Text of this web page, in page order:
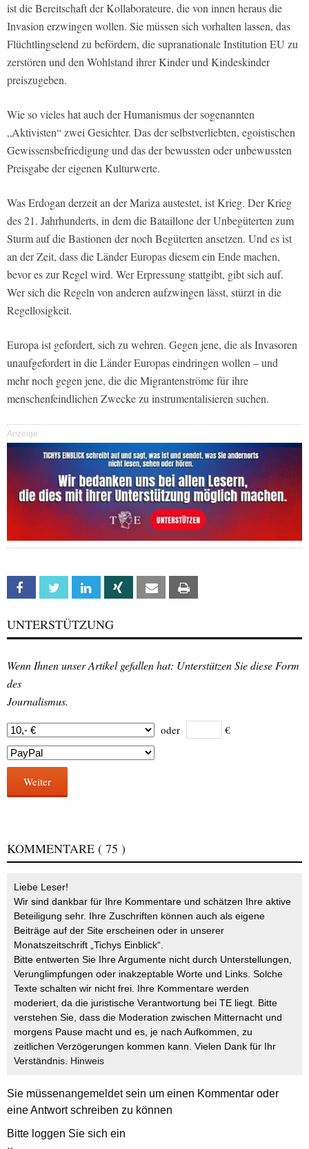
ist die Bereitschaft der Kollaborateure, die von innen heraus die
Invasion erzwingen wollen. Sie müssen sich vorhalten lassen, das
Flüchtlingselend zu befördern, die supranationale Institution EU zu
zerstören und den Wohlstand ihrer Kinder und Kindeskinder
preiszugeben.
Wie so vieles hat auch der Humanismus der sogenannten
„Aktivisten“ zwei Gesichter. Das der selbstverliebten, egoistischen
Gewissensbefriedigung und das der bewussten oder unbewussten
Preisgabe der eigenen Kulturwerte.
Was Erdogan derzeit an der Mariza austestet, ist Krieg. Der Krieg
des 21. Jahrhunderts, in dem die Bataillone der Unbegüterten zum
Sturm auf die Bastionen der noch Begüterten ansetzen. Und es ist
an der Zeit, dass die Länder Europas diesem ein Ende machen,
bevor es zur Regel wird. Wer Erpressung stattgibt, gibt sich auf.
Wer sich die Regeln von anderen aufzwingen lässt, stürzt in die
Regellosigkeit.
Europa ist gefordert, sich zu wehren. Gegen jene, die als Invasoren
unaufgefordert in die Länder Europas eindringen wollen – und
mehr noch gegen jene, die die Migrantenströme für ihre
menschenfeindlichen Zwecke zu instrumentalisieren suchen.
Anzeige
Facebook Twitter Linkedin Xing Email
UNTERSTÜTZUNG
Wenn Ihnen unser Artikel gefallen hat: Unterstützen Sie diese Form
des
Journalismus.
oder €
Weiter
KOMMENTARE ( 75 )
Liebe Leser!
Wir sind dankbar für Ihre Kommentare und schätzen Ihre aktive
Beteiligung sehr. Ihre Zuschriften können auch als eigene
Beiträge auf der Site erscheinen oder in unserer
Monatszeitschrift „Tichys Einblick“.
Bitte entwerten Sie Ihre Argumente nicht durch Unterstellungen,
Verunglimpfungen oder inakzeptable Worte und Links. Solche
Texte schalten wir nicht frei. Ihre Kommentare werden
moderiert, da die juristische Verantwortung bei TE liegt. Bitte
verstehen Sie, dass die Moderation zwischen Mitternacht und
morgens Pause macht und es, je nach Aufkommen, zu
zeitlichen Verzögerungen kommen kann. Vielen Dank für Ihr
Verständnis. Hinweis
Sie müssenangemeldetsein um einen Kommentar oder
eine Antwort schreiben zu können
Bitte loggen Sie sich ein